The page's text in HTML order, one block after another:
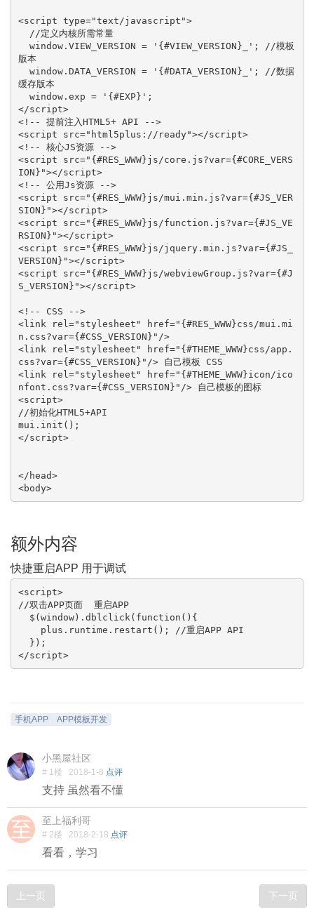
<script type="text/javascript">
//定义内核所需常量
window.VIEW_VERSION = '{#VIEW_VERSION}_'; //模板
版本
window.DATA_VERSION = '{#DATA_VERSION}_'; //数据
缓存版本
window.exp = '{#EXP}';
</script>
<!-- 提前注入HTML5+ API -->
<script src="html5plus://ready"></script>
<!-- 核心JS资源 -->
<script src="{#RES_WWW}js/core.js?var={#CORE_VERS
ION}"></script>
<!-- 公用Js资源 -->
<script src="{#RES_WWW}js/mui.min.js?var={#JS_VER
SION}"></script>
<script src="{#RES_WWW}js/function.js?var={#JS_VE
RSION}"></script>
<script src="{#RES_WWW}js/jquery.min.js?var={#JS_
VERSION}"></script>
<script src="{#RES_WWW}js/webviewGroup.js?var={#J
S_VERSION}"></script>
<!-- CSS -->
<link rel="stylesheet" href="{#RES_WWW}css/mui.mi
n.css?var={#CSS_VERSION}"/>
<link rel="stylesheet" href="{#THEME_WWW}css/app.
css?var={#CSS_VERSION}"/> 自己模板 CSS
<link rel="stylesheet" href="{#THEME_WWW}icon/ico
nfont.css?var={#CSS_VERSION}"/> 自己模板的图标
<script>
//初始化HTML5+API
mui.init();
</script>
</head>
<body>
额外内容
快捷重启APP 用于调试
<script>
//双击APP页面  重启APP
$(window).dblclick(function(){
plus.runtime.restart(); //重启APP API
});
</script>
手机APP APP模板开发
小黑屋社区
# 1楼 2018-1-8 点评
支持 虽然看不懂
至上福利哥
# 2楼 2018-2-18 点评
看看，学习
上一页 下一页